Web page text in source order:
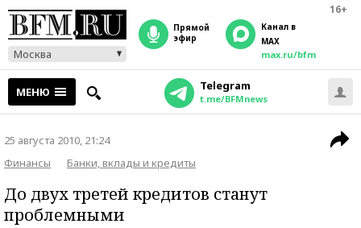
16+
Москва
прямой
эфир
Канал в
MAX
max.ru/bfm
МЕНЮ Telegram
t.me/BFMnews
25 августа 2010, 21:24
Финансы
Банки, вклады и кредиты
До двух третей кредитов станут
проблемными